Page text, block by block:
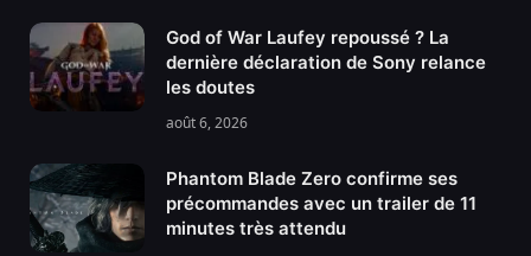
God of War Laufey repoussé ? La
dernière déclaration de Sony relance
les doutes
août 6, 2026
Phantom Blade Zero confirme ses
précommandes avec un trailer de 11
minutes très attendu